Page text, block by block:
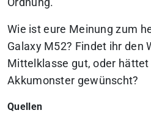
Wie ist eure Meinung zum
Galaxy M52? Findet ihr den
Mittelklasse gut, oder
Akkumonster gewünscht?
Quellen